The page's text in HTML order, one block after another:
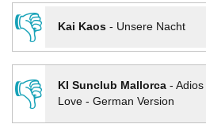
👎
Kai Kaos- Unsere Nacht
👎
KI Sunclub Mallorca- Adios
Love - German Version